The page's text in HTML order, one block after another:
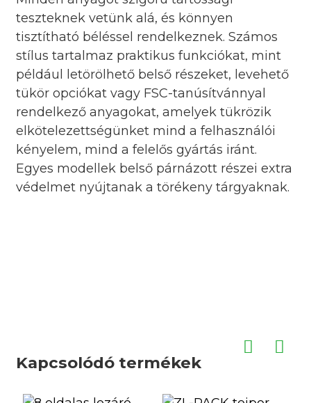
teszteknek vetünk alá, és könnyen
tisztítható béléssel rendelkeznek. Számos
stílus tartalmaz praktikus funkciókat, mint
például letörölhető belső részeket, levehető
tükör opciókat vagy FSC-tanúsítvánnyal
rendelkező anyagokat, amelyek tükrözik
elkötelezettségünket mind a felhasználói
kényelem, mind a felelős gyártás iránt.
Egyes modellek belső párnázott részei extra
védelmet nyújtanak a törékeny tárgyaknak.
Kapcsolódó termékek